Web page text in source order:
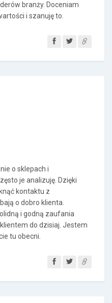
branży. Doceniam
i szanuję to.
o sklepach i
je analizuję. Dzięki
kontaktu z
o dobro klienta.
i godną zaufania
do dzisiaj. Jestem
tu obecni.